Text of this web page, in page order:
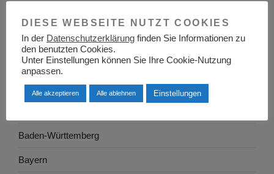
Arbeitsrecht
Arbeitswelt
Arbeitszeugnis
Baden-Württemberg
Bayern
DIESE WEBSEITE NUTZT COOKIES
In der Datenschutzerklärung finden Sie Informationen zu
den benutzten Cookies.
Unter Einstellungen können Sie Ihre Cookie-Nutzung
anpassen.
Alle akzeptieren Alle ablehnen Einstellungen